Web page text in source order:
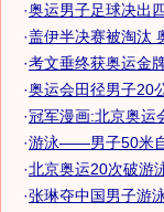
·奥运男子足球决出
·盖伊半决赛被淘汰
·考文垂终获奥运金
·奥运会田径男子20
·冠军漫画:北京奥运
·游泳——男子50米
·北京奥运20次破游
·张琳夺中国男子游